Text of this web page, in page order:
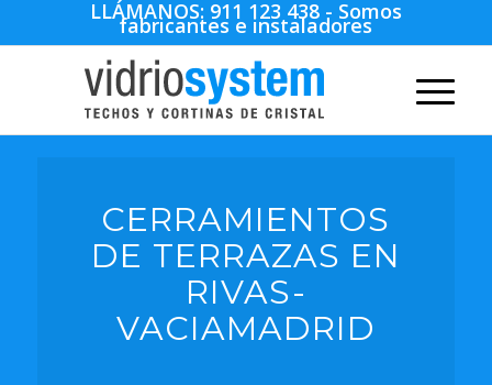
LLÁMANOS: 911 123 438 - Somos
fabricantes e instaladores
CERRAMIENTOS
DE TERRAZAS EN
RIVAS-
VACIAMADRID